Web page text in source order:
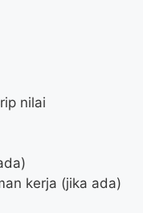
nilai
kerja (jika ada)